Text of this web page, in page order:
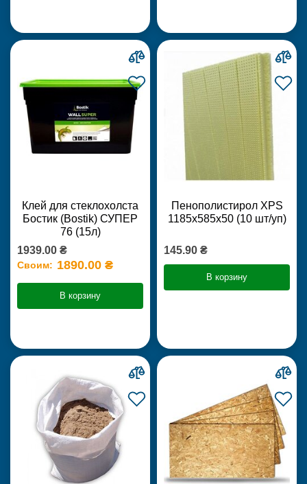
Клей для стеклохолста
Бостик (Bostik) СУПЕР
76 (15л)
1939.00 ₴
Своим: 1890.00 ₴
В корзину
Пенополистирол XPS
1185х585х50 (10 шт/уп)
145.90 ₴
В корзину